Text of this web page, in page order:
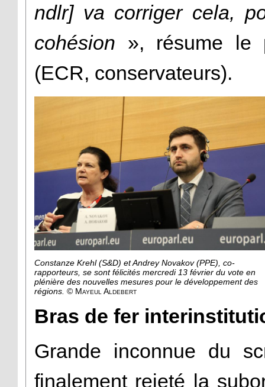
ndlr] va corriger cela,
cohésion », résume le
(ECR, conservateurs).
Constanze Krehl (S&D) et Andrey Novakov (PPE), co-
rapporteurs, se sont félicités mercredi 13 février du vote en
plénière des nouvelles mesures pour le développement des
régions. © Mayeul Aldebert
Bras de fer
Grande inconnue du
finalement rejeté la